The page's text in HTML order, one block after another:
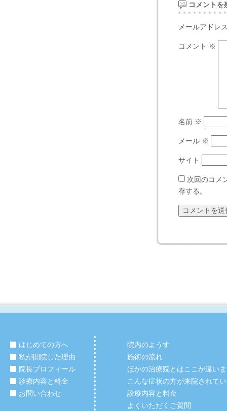
コメントを
メールアドレ
コメント ※
名前 ※
メール ※
サイト
次回のコメ
存する。
はじめての方へ
私が開院した理由
院長プロフィール
診療内容と料金
お問い合わせ
院内のようす
施術の流れ
ほかの治療院とはここが違い
こんな症状の方が来院されて
診療内容と料金
よくいただくご質問